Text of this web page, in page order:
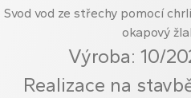
Svod vod ze střechy pomocí
okapový
Výroba: 10/
Realizace na